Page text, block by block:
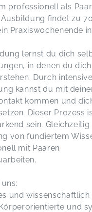
wir hatten ein
vom 11.-
fachlich ein großes
um über private
Themen zu sprechen.
Anliegen rund um die
die eigentlich gar nicht
umfassen, sodass
konnten. Danke!
und sehr
und Fortbildung über so
Seminarleitung, das
letzten Endes auch das
und erlebnisorientierte
professionell als
findet zu
Praxiswochenende in
lernst du dich
in denen du
Durch intensive
kannst du mit
kommen und
Dieser Prozess
sein.
von fundiertem
mit Paaren
und wissenschaftlich
und